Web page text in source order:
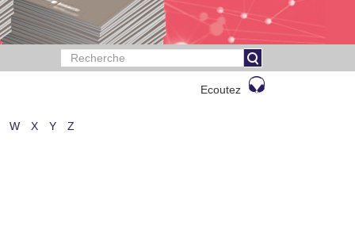
Ecoutez
W X Y Z